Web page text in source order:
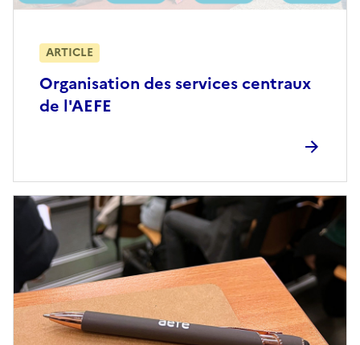
Organisation des services centraux
de l'AEFE
ARTICLE